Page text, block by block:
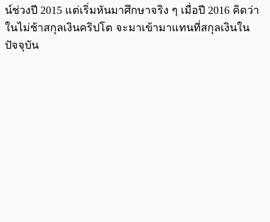
น์ช่วงปี 2015 แต่เริ่มหันมาศึกษาจริง ๆ เมื่อปี 2016 คิดว่า
ในไม่ช้าสกุลเงินคริปโต จะมาเข้ามาแทนที่สกุลเงินใน
ปัจจุบัน